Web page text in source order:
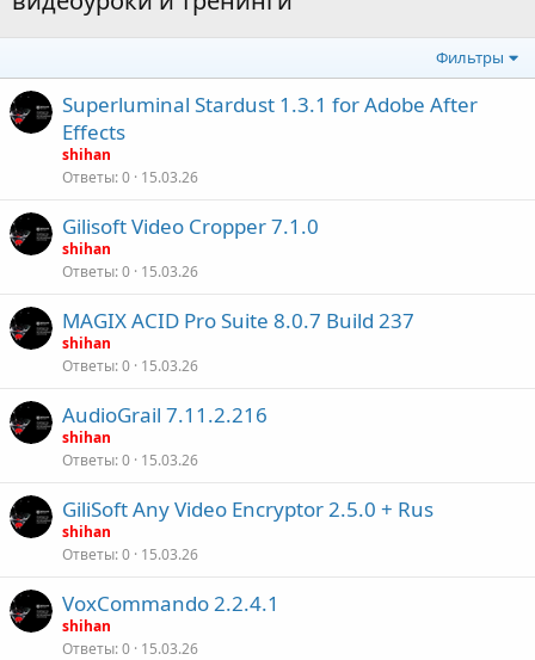
Фильтры
Superluminal Stardust 1.3.1 for Adobe After
Effects
shihan
Ответы 0 15.03.26
Gilisoft Video Cropper 7.1.0
shihan
Ответы 0 15.03.26
MAGIX ACID Pro Suite 8.0.7 Build 237
shihan
Ответы 0 15.03.26
AudioGrail 7.11.2.216
shihan
Ответы 0 15.03.26
GiliSoft Any Video Encryptor 2.5.0 + Rus
shihan
Ответы 0 15.03.26
VoxCommando 2.2.4.1
shihan
Ответы 0 15.03.26